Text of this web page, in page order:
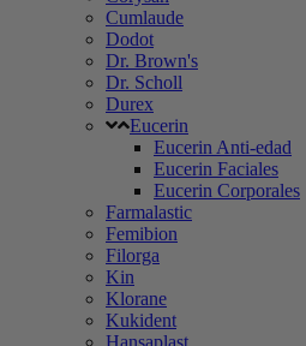
Cumlaude
Dodot
Dr. Brown's
Dr. Scholl
Durex
Eucerin
Eucerin Anti-edad
Eucerin Faciales
Eucerin Corporales
Farmalastic
Femibion
Filorga
Kin
Klorane
Kukident